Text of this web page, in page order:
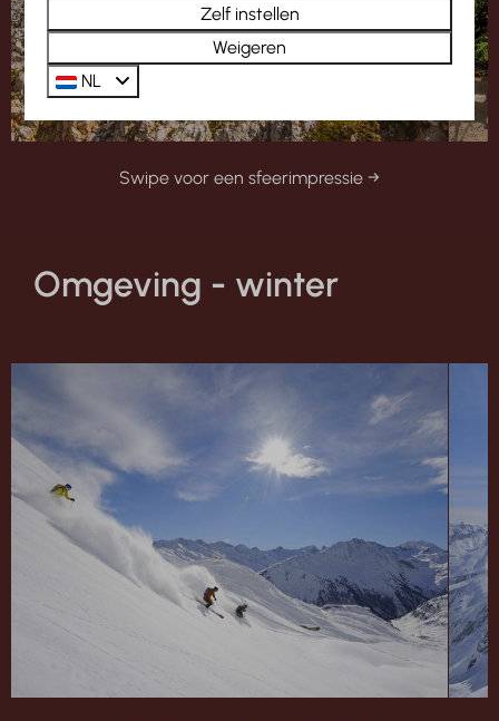
Swipe voor een sfeerimpressie →
Omgeving - winter
Zelf instellen
Weigeren
NL